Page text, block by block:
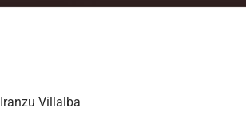
Iranzu Villalba